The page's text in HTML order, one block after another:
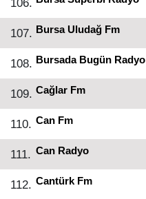
106.
107. Bursa Uludağ Fm
108. Bursada Bugün Radyo
109. Cağlar Fm
110. Can Fm
111. Can Radyo
112. Cantürk Fm